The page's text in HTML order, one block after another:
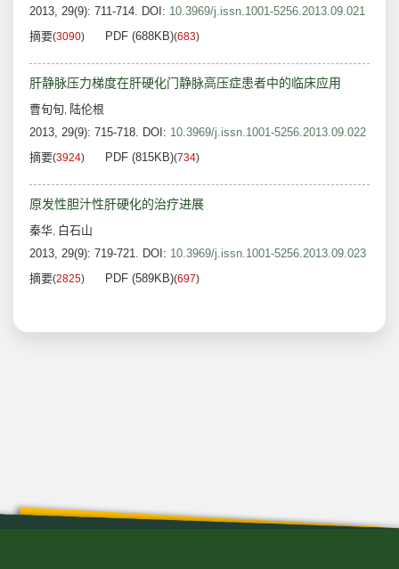
2013, 29(9): 711-714. DOI: 10.3969/j.issn.1001-5256.2013.09.021
摘要(3090) PDF (688KB)(683)
肝静脉压力梯度在肝硬化门静脉高压症患者中的临床应用
曹旬旬, 陆伦根
2013, 29(9): 715-718. DOI: 10.3969/j.issn.1001-5256.2013.09.022
摘要(3924) PDF (815KB)(734)
原发性胆汁性肝硬化的治疗进展
秦华, 白石山
2013, 29(9): 719-721. DOI: 10.3969/j.issn.1001-5256.2013.09.023
摘要(2825) PDF (589KB)(697)